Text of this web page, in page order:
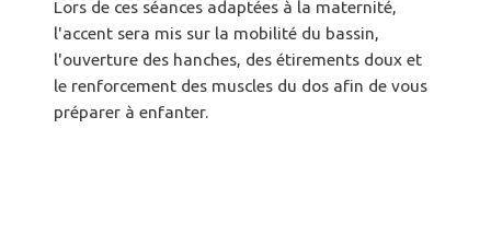
Lors de ces séances adaptées à la maternité,
l'accent sera mis sur la mobilité du bassin,
l'ouverture des hanches, des étirements doux et
le renforcement des muscles du dos afin de vous
préparer à enfanter.